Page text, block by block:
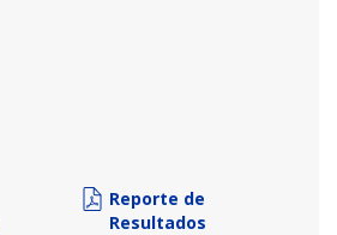
Reporte de
Resultados